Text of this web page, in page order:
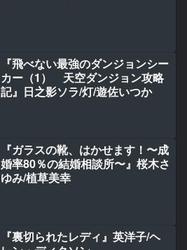
『飛べない最強のダンジョンシー
カー（1） 天空ダンジョン攻略
記』日之影ソラ/灯/遊佐いつか
『ガラスの靴、はかせます！〜成
婚率80％の結婚相談所〜』桜木さ
ゆみ/植草美幸
『裏切られたレディ』英洋子/ヘ